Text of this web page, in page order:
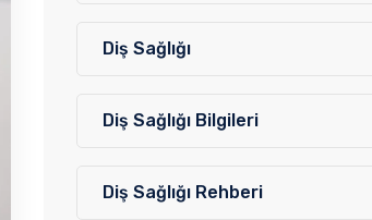
Diş Sağlığı
Diş Sağlığı Bilgileri
Diş Sağlığı Rehberi